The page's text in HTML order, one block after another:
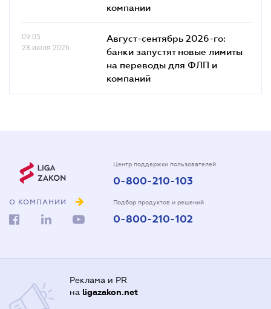
компании
09.05
28 июля 2026
Август-сентябрь 2026-го:
банки запустят новые лимиты
на переводы для ФЛП и
компаний
О КОМПАНИИ
Центр поддержки пользователей
0-800-210-103
Подбор продуктов и решений
0-800-210-102
Реклама и PR
на ligazakon.net